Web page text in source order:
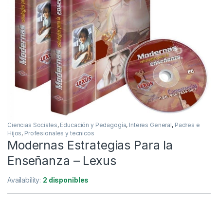
Ciencias Sociales, Educación y Pedagogía, Interes General, Padres e
Hijos, Profesionales y tecnicos
Modernas Estrategias Para la
Enseñanza – Lexus
Availability: 2 disponibles